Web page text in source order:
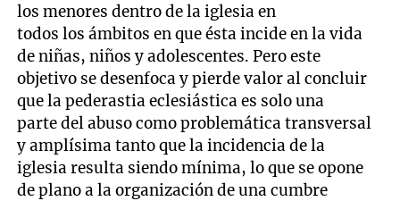
los menores dentro de la iglesia en
todos los ámbitos en que ésta incide en la vida
de niñas, niños y adolescentes. Pero este
objetivo se desenfoca y pierde valor al concluir
que la pederastia eclesiástica es solo una
parte del abuso como problemática transversal
y amplísima tanto que la incidencia de la
iglesia resulta siendo mínima, lo que se opone
de plano a la organización de una cumbre